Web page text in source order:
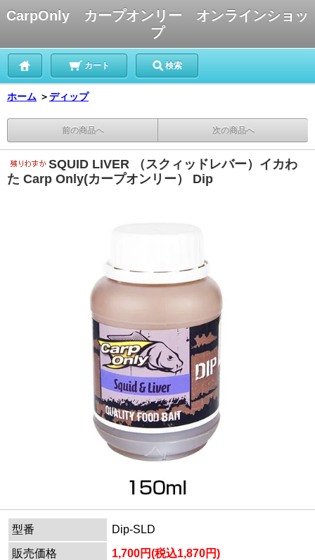
CarpOnly カープオンリー オンラインショッ
プ
カート 検索
ホーム ＞ディップ
前の商品へ 次の商品へ
SQUID LIVER （スクィッドレバー）イカわ
た Carp Only(カープオンリー） Dip
型番
Dip-SLD
販売価格
1,700円(税込1,870円)